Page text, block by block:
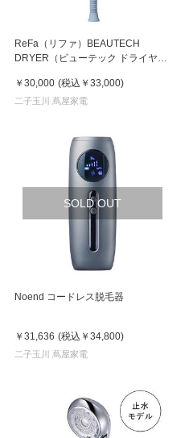
ReFa（リファ）BEAUTECH
DRYER（ビューテック ドライヤ
￥30,000 (税込 ￥33,000)
二子玉川 蔦屋家電
SOLD OUT
Noend コードレス脱毛器
￥31,636 (税込 ￥34,800)
二子玉川 蔦屋家電